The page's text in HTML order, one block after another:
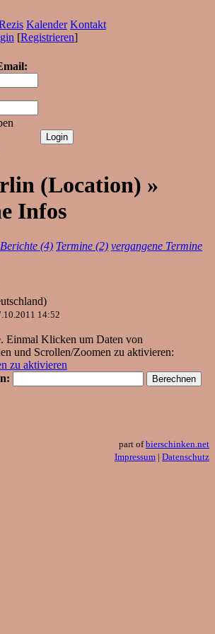
Kalender Kontakt
[Registrieren]
(Location) »
Infos
Berichte (4) Termine (2) vergangene Termine
)
14:52
Einmal Klicken um Daten von
und Scrollen/Zoomen zu aktivieren:
part ofbierschinken.net
Impressum | Datenschutz